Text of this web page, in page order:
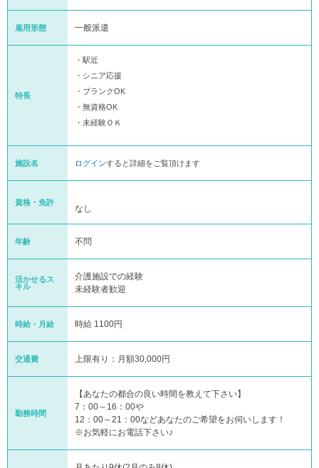
雇用形態 一般派遣
特長
・駅近
・シニア応援
・ブランクOK
・無資格OK
・未経験ＯＫ
施設名 ログインすると詳細をご覧頂けます
資格・免許
なし
年齢 不問
活かせるス
キル
介護施設での経験
未経験者歓迎
時給・月給 時給 1100円
交通費 上限有り：月額30,000円
勤務時間
【あなたの都合の良い時間を教えて下さい】
7：00～16：00や
12：00～21：00などあなたのご希望をお伺いします！
※お気軽にお電話下さい♪